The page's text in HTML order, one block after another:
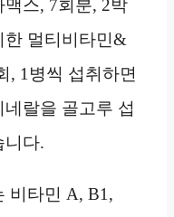
스, 7회분, 2박
한 멀티비타민&
, 1병씩 섭취하면
랄을 골고루 섭
니다.
비타민 A, B1,